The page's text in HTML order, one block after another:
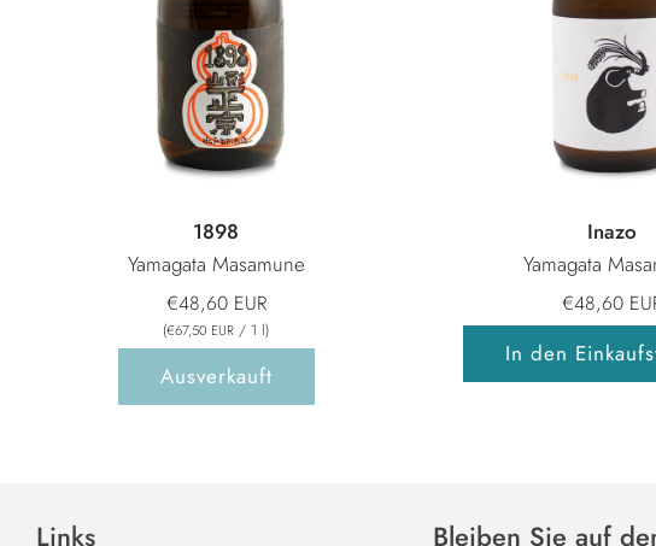
1898
Yamagata Masamune
€48,60 EUR
(€67,50 EUR / 1 l)
Ausverkauft
Inazo
Yamagata
€48,60
In den
Links Bleiben Sie auf